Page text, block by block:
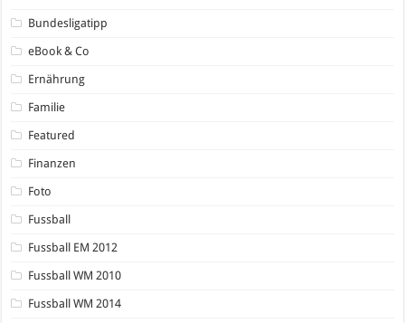
Bundesligatipp
eBook & Co
Ernährung
Familie
Featured
Finanzen
Foto
Fussball
Fussball EM 2012
Fussball WM 2010
Fussball WM 2014